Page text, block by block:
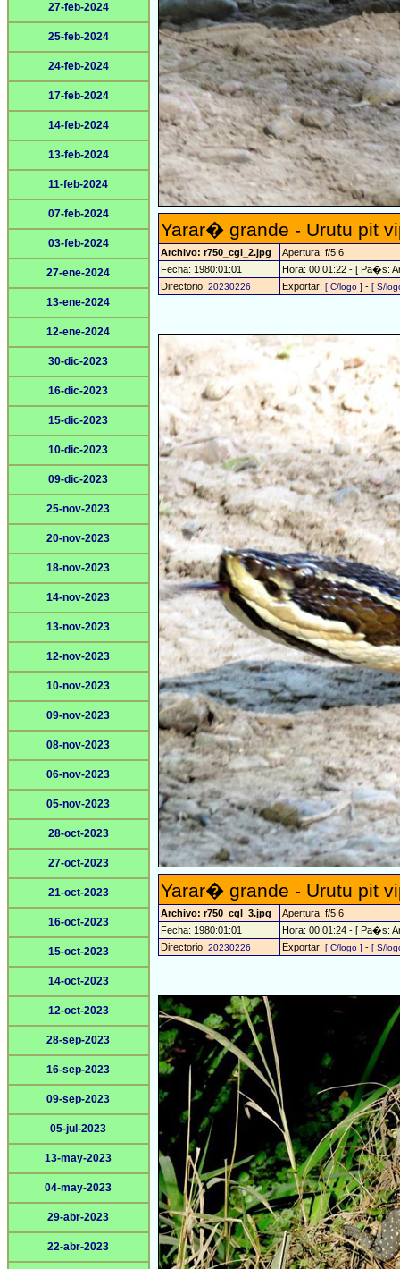
27-feb-2024
25-feb-2024
24-feb-2024
17-feb-2024
14-feb-2024
13-feb-2024
11-feb-2024
07-feb-2024
03-feb-2024
27-ene-2024
13-ene-2024
12-ene-2024
30-dic-2023
16-dic-2023
15-dic-2023
10-dic-2023
09-dic-2023
25-nov-2023
20-nov-2023
18-nov-2023
14-nov-2023
13-nov-2023
12-nov-2023
10-nov-2023
09-nov-2023
08-nov-2023
06-nov-2023
05-nov-2023
28-oct-2023
27-oct-2023
21-oct-2023
16-oct-2023
15-oct-2023
14-oct-2023
12-oct-2023
28-sep-2023
16-sep-2023
09-sep-2023
05-jul-2023
13-may-2023
04-may-2023
29-abr-2023
22-abr-2023
Yarar� grande - Urutu pit
Archivo: r750_cgl_2.jpg
Apertura: f/5.6
Fecha: 1980:01:01
Hora: 00:01:22 - [ Pa�s:
Directorio: 20230226 Exportar: [ C/logo ] - [ S/
Yarar� grande - Urutu pit
Archivo: r750_cgl_3.jpg
Apertura: f/5.6
Fecha: 1980:01:01
Hora: 00:01:24 - [ Pa�s:
Directorio: 20230226 Exportar: [ C/logo ] - [ S/